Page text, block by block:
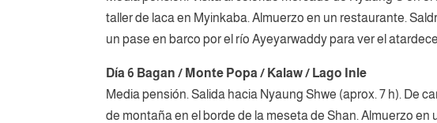
taller de laca en Myinkaba. Almuerzo en un restaurante.
un pase en barco por el río Ayeyarwaddy para ver el
Día 6 Bagan / Monte Popa / Kalaw / Lago Inle
Media pensión. Salida hacia Nyaung Shwe (aprox. 7 h). De
de montaña en el borde de la meseta de Shan. Almuerzo